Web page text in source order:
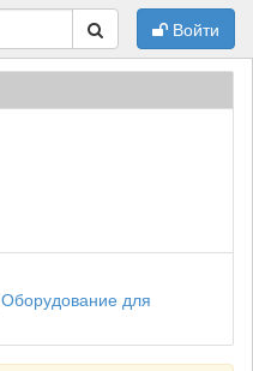
Войти
Оборудование для